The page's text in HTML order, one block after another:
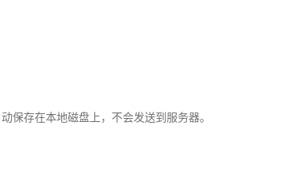
保存在本地磁盘上，不会发送到服务器。